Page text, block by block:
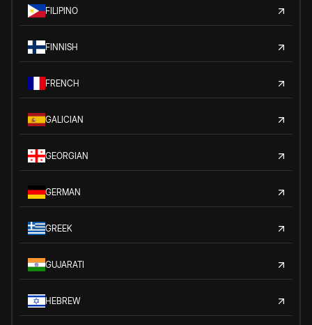
FILIPINO
FINNISH
FRENCH
GALICIAN
GEORGIAN
GERMAN
GREEK
GUJARATI
HEBREW